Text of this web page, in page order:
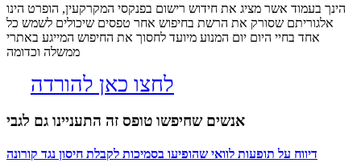
הינך בעמוד אשר מציג את חידוש רישום בפנקסי המקרקעין, הופרט הינו
אלגוריתם שסורק את הרשת בחיפוש אחר טפסים שיכולים לשמש כל
אחד בחיי היום יום המנוע מיועד לחסוך את החיפוש המייגע באתרי
ממשלה וכדומה
לחצו כאן להורדה
אנשים שחיפשו טופס זה התעניינו גם לגבי
דיווח על תופעות לוואי שהופיעו בסמיכות לקבלת חיסון נגד קורונה